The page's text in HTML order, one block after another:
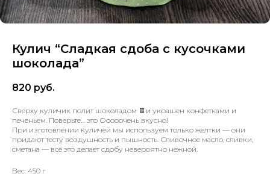
Кулич “Сладкая сдоба с кусочками
шоколада”
820 руб.
Сверху куличик полит шоколадом 🍫и украшен конфетками и
печеньем. Поверьте… это Ооооочень вкусно!
При изготовлении куличей мы используем только желтки — они
придают тесту воздушность и пышность. Сливочное масло, сливки,
сметана — всё это делает сдобу невероятно нежной.
Вес: 450 г